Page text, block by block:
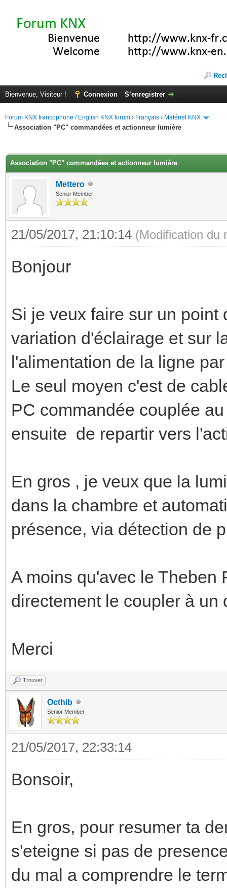
Bienvenue, Visiteur ! Connexion S’enregistrer
Forum KNX francophone / English KNX forum › Français › Matériel KNX
Association "PC" commandées et actionneur lumière
Association "PC" commandées et actionneur lumière
Mettero
Senior Member
21/05/2017, 21:10:14 (Modification du
Bonjour
Si je veux faire sur un
variation d'éclairage et sur
l'alimentation de la ligne
Le seul moyen c'est de
PC commandée couplée
ensuite de repartir vers
En gros , je veux que la
dans la chambre et
présence, via détection de
A moins qu'avec le Theben
directement le coupler à un
Merci
Trouver
Octhib
Senior Member
21/05/2017, 22:33:14
Bonsoir,
En gros, pour resumer ta
s'eteigne si pas de
du mal a comprendre le